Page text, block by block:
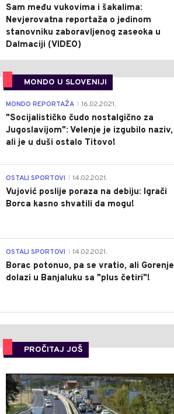
Sam među vukovima i šakalima:
Nevjerovatna reportaža o jedinom
stanovniku zaboravljenog zaseoka u
Dalmaciji (VIDEO)
MONDO U SLOVENIJI
MONDO REPORTAŽA 16.02.2021.
"Socijalističko čudo nostalgično za
Jugoslavijom": Velenje je izgubilo naziv,
ali je u duši ostalo Titovo!
OSTALI SPORTOVI 14.02.2021.
Vujović poslije poraza na debiju: Igrači
Borca kasno shvatili da mogu!
OSTALI SPORTOVI 14.02.2021.
Borac potonuo, pa se vratio, ali Gorenje
dolazi u Banjaluku sa "plus četiri"!
PROČITAJ JOŠ